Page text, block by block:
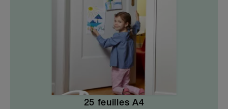
25 feuilles A4